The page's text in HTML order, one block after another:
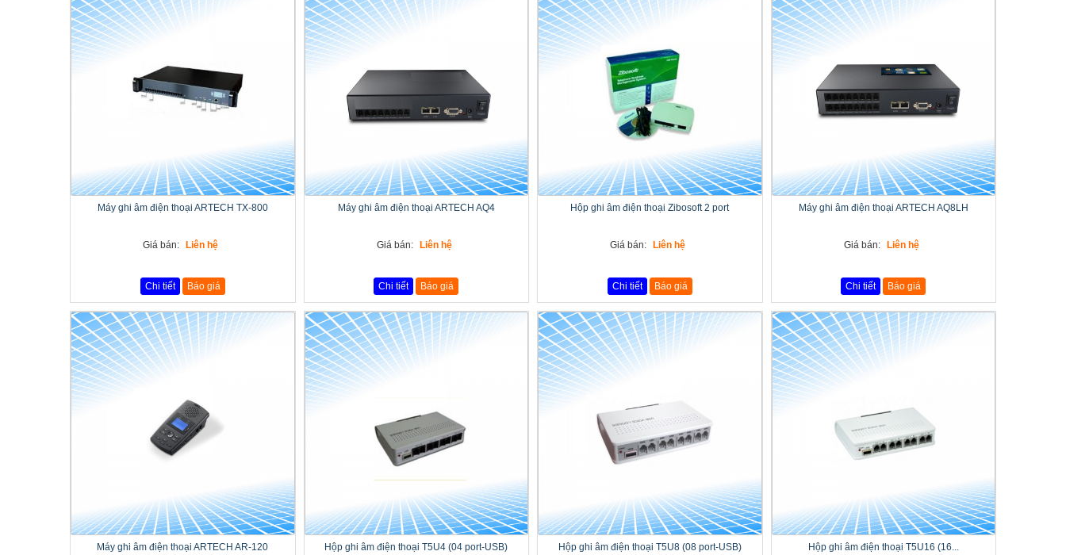
Máy ghi âm điện thoại ARTECH TX-800
Giá bán: Liên hệ
Chi tiết Báo giá
Máy ghi âm điện thoại ARTECH AQ4
Giá bán: Liên hệ
Chi tiết Báo giá
Hộp ghi âm điện thoại Zibosoft 2 port
Giá bán: Liên hệ
Chi tiết Báo giá
Máy ghi âm điện thoại ARTECH AQ8LH
Giá bán: Liên hệ
Chi tiết Báo giá
Máy ghi âm điện thoại ARTECH AR-120 Hộp ghi âm điện thoại T5U4 (04 port-USB) Hộp ghi âm điện thoại T5U8 (08 port-USB) Hộp ghi âm điện thoại T5U16 (16...